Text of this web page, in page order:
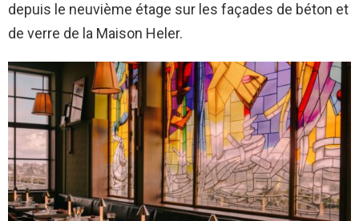
depuis le neuvième étage sur les façades de béton et
de verre de la Maison Heler.